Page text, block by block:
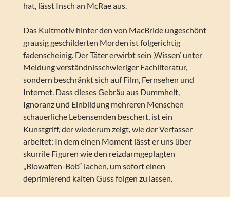
hat, lässt Insch an McRae aus.
Das Kultmotiv hinter den von MacBride ungeschönt
grausig geschilderten Morden ist folgerichtig
fadenscheinig. Der Täter erwirbt sein ‚Wissen‘ unter
Meidung verständnisschwieriger Fachliteratur,
sondern beschränkt sich auf Film, Fernsehen und
Internet. Dass dieses Gebräu aus Dummheit,
Ignoranz und Einbildung mehreren Menschen
schauerliche Lebensenden beschert, ist ein
Kunstgriff, der wiederum zeigt, wie der Verfasser
arbeitet: In dem einen Moment lässt er uns über
skurrile Figuren wie den reizdarmgeplagten
„Biowaffen-Bob“ lachen, um sofort einen
deprimierend kalten Guss folgen zu lassen.